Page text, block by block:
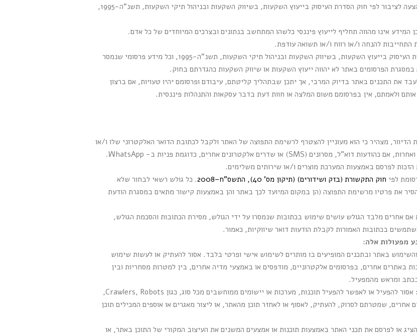
לייעוץ השקעות ו/או הצעה להשקעה ו/או הצעה לציבור לפי חוק הסדרת העיסוק בייעוץ השקעות, בשיווק השקעות ובניהול תיקי השקעות, תשנ"ה-1995,
אינו מהווה תחליף לייעוץ פיננסי כלשהו המתחשב בנתונים ובצרכים המיוחדים של כל אדם.
התחייבות להנחה ו/או רווח ו/או תשואה עודפת.
מפעילת האתר אינה מורשית לפי חוק הסדרת העיסוק בייעוץ השקעות, בשיווק השקעות ובניהול תיקי השקעות, תשנ"ה-1995, וכל מידע פרסומי שנמסר
הפרסומים באתר לא יהווה ייעוץ השקעות או שיווק השקעות כהגדרתם בחוק.
את התכנים באתר בדיוק המרבי, אך יתכן שבתהליך קליטתם, עיבודם ופרסומם יהיו טעויות, אם ברצון
ולאמתם, אין בפרסומם משום המלצה או חוות דעת בדבר עסקאות והתנהלות פיננסית.
מצהיר כי הוא מעוניין להצטרף לרשימת התפוצה של האתר ולקבל לכתובת הדואר האלקטרוני שלו ו/או
למספר הטלפון שלו הודעות שיווקיות כאלה ואחרות, אם כהודעות דוא"ל, מסרונים (SMS) או שדרים אלקטרונים אחרים, כדוגמת פניות ב- WhatsApp.
לפרסם באמצעות המערכת מוצרים ו/או שירותים משלימים.
לפי חוק התקשורת (בזק ושידורים) (תיקון מס' 40), התשס"ח–2008
. כל גולש רשאי לבחור שלא
את פרטיו מרשימת התפוצה (הן במקום המיועד לכך באתר והן באמצעות קישור מתאים במסגרת הודעת
אחרים מלבד הגולש עושים שימוש בכתובות שנמסרו על ידי הגולש, מסירת הכתובות והסכמת הגולש,
בכתובות האמורות לקבלת הודעות דואר שיווקיות, כאמור.
מפעולות אלה:
באתר ובתכנים המופיעים בו מותרים לשימוש אישי ופרטי בלבד. אסור להעתיק או לעשות שימוש
באתרים אחרים, בפרסומים אלקטרוניים, מודפסים או באמצעי מדיה אחרים, בין למטרות מסחריות ובין
ומראש מהמפעיל.
שימוש באמצעים אוטומטיים לאיסוף מידע: אסור להפעיל או לאפשר להפעיל תוכנות, מערכות או יישומים ממוחשבים מכל סוג, כגון Crawlers, Robots,
אחרים, שמטרתם לסרוק, להעתיק, לאסוף או לאחזר תוכן מהאתר, או ליצור מאגרים או אוספים המכילים תוכן
או לפרסם את תכני האתר באמצעות תוכנות או אמצעים המשנים את העיצוב המקורי של התוכן באתר, או